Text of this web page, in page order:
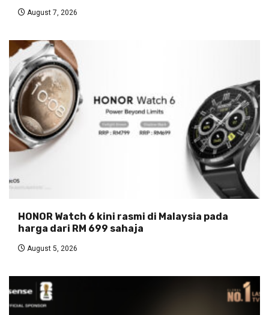
August 7, 2026
HONOR Watch 6 kini rasmi di Malaysia pada
harga dari RM 699 sahaja
August 5, 2026